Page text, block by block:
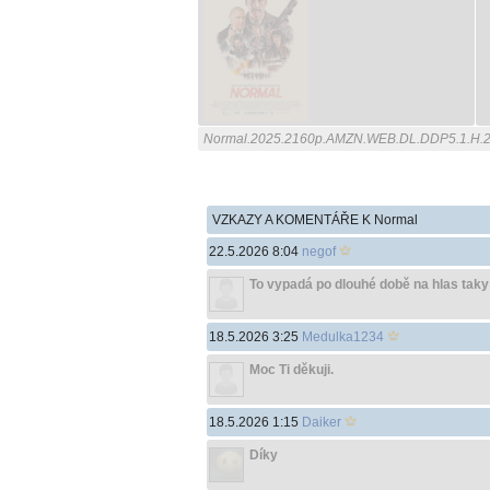
VZKAZY A KOMENTÁŘE K Normal
22.5.2026 8:04 negof
To vypadá po dlouhé době na hlas
18.5.2026 3:25 Medulka1234
Moc Ti děkuji.
18.5.2026 1:15 Daiker
Díky